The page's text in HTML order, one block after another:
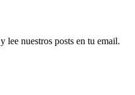
y lee nuestros posts en tu email.